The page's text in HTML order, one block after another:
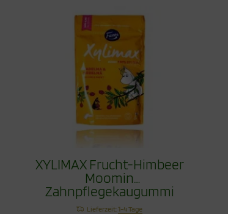
XYLIMAX Frucht-Himbeer
Moomin
Zahnpflegekaugummi
100g
Lieferzeit:1-4 Tage